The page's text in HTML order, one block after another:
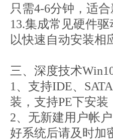
只需4-6分钟，适
13.集成常见硬件
以快速自动安装相
三、深度技术
1、支持IDE、
装，支持PE下安装
2、无新建用户帐
好系统后请及时加